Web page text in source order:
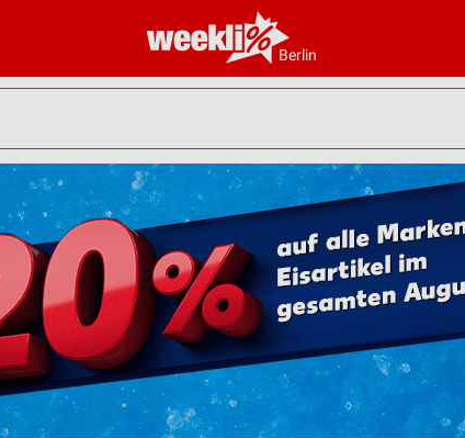
Berlin